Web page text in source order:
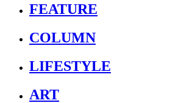
FEATURE
COLUMN
LIFESTYLE
ART